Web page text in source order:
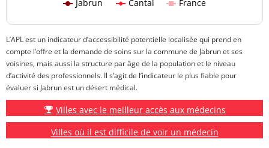
Jabrun Cantal France
L’APL est un indicateur d’accessibilité potentielle localisée qui prend en
compte l’offre et la demande de soins sur la commune de Jabrun et ses
voisines, mais aussi la structure par âge de la population et le niveau
d’activité des professionnels. Il s’agit de l’indicateur le plus fiable pour
évaluer si Jabrun est un désert médical.
Villes avec le meilleur accès aux médecins
Villes où il est difficile de voir un médecin